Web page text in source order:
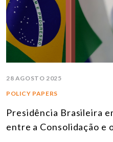
28 AGOSTO 2025
POLICY PAPERS
Presidência Brasileira
entre a Consolidação e